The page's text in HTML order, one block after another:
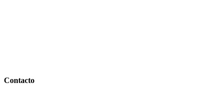
Contacto